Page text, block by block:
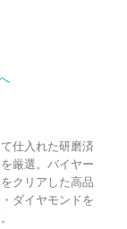
仕入れた研磨済
厳選。バイヤー
クリアした高品
ダイヤモンドを